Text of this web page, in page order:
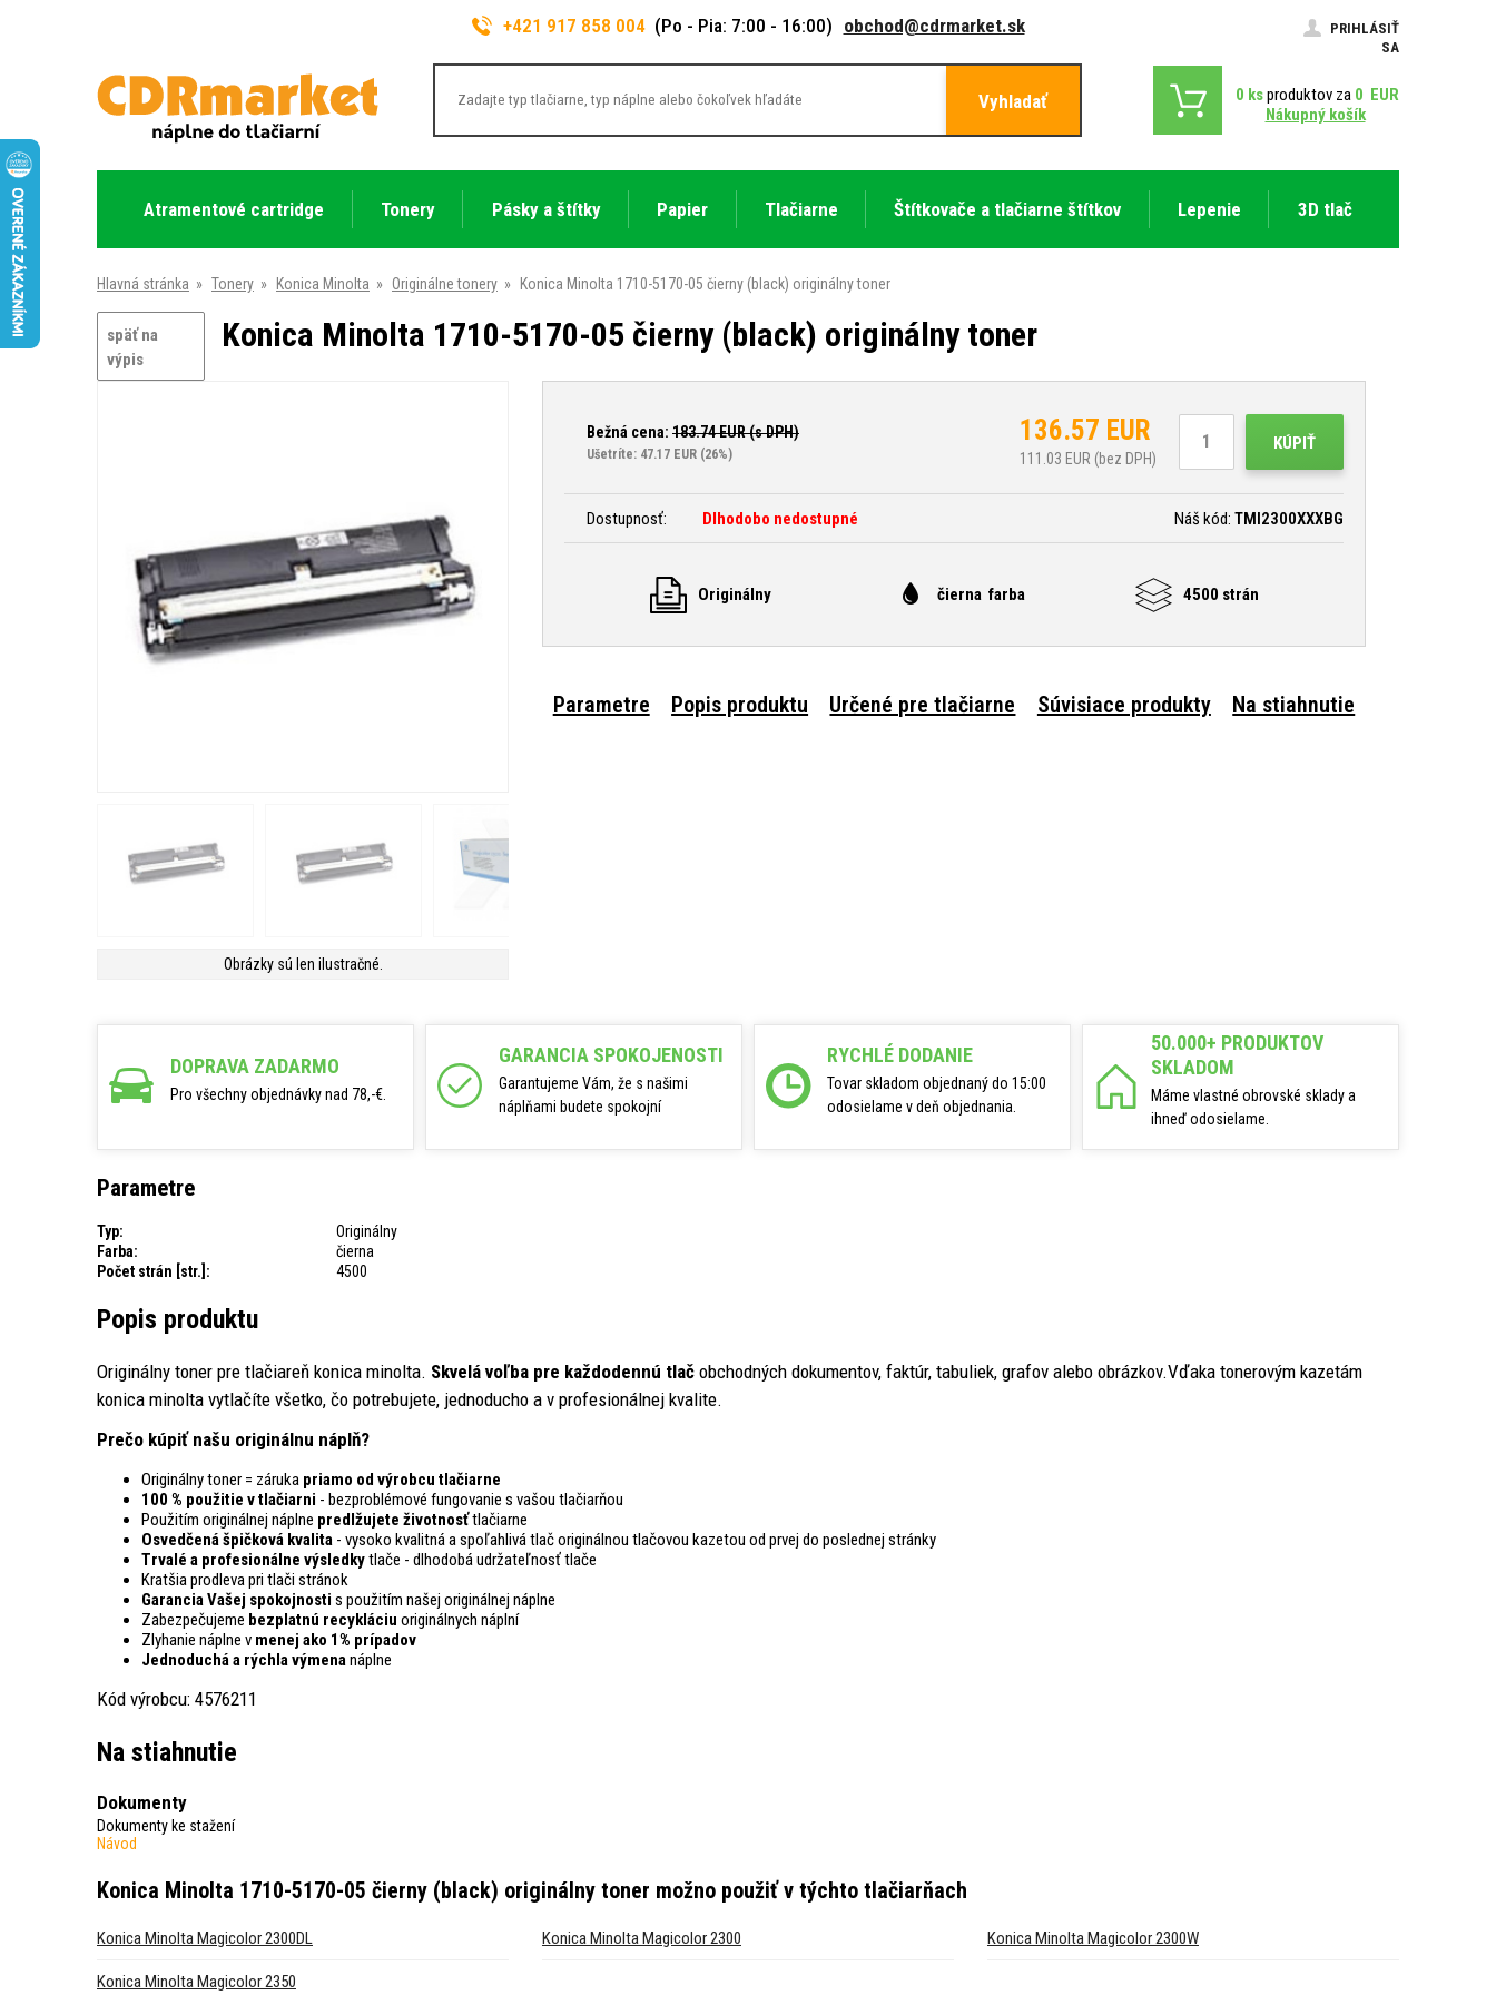
+421 917 858 004 (Po - Pia: 7:00 - 16:00) obchod@cdrmarket.sk
PRIHLÁSIŤ
SA
Vyhladať 0 ksproduktov za 0 EUR
Nákupný košík
Atramentové cartridge Tonery Pásky a štítky Papier Tlačiarne Štítkovače a tlačiarne štítkov Lepenie 3D tlač
Hlavná stránka » Tonery » Konica Minolta » Originálne tonery » Konica Minolta 1710-5170-05 čierny (black) originálny toner
späť na
výpis
Konica Minolta 1710-5170-05 čierny (black) originálny toner
Obrázky sú len ilustračné.
Bežná cena: 183.74EUR (s DPH)
Ušetríte: 47.17 EUR (26%)
136.57 EUR
111.03 EUR (bez DPH)
KÚPIŤ
Dostupnosť: Dlhodobo nedostupné Náš kód: TMI2300XXXBG
Originálny čierna farba 4500 strán
Parametre Popis produktu Určené pre tlačiarne Súvisiace produkty Na stiahnutie
DOPRAVA ZADARMO
Pro všechny objednávky nad 78,-€.
GARANCIA SPOKOJENOSTI
Garantujeme Vám, že s našimi
náplňami budete spokojní
RYCHLÉ DODANIE
Tovar skladom objednaný do 15:00
odosielame v deň objednania.
50.000+ PRODUKTOV
SKLADOM
Máme vlastné obrovské sklady a
ihneď odosielame.
Parametre
Typ:
Originálny
Farba:
čierna
Počet strán [str.]:
4500
Popis produktu
Originálny toner pre tlačiareň konica minolta. Skvelá voľba pre každodennú tlač obchodných dokumentov, faktúr, tabuliek, grafov alebo obrázkov.Vďaka tonerovým kazetám
konica minolta vytlačíte všetko, čo potrebujete, jednoducho a v profesionálnej kvalite.
Prečo kúpiť našu originálnu náplň?
Originálny toner = záruka priamo od výrobcu tlačiarne
100 % použitie v tlačiarni - bezproblémové fungovanie s vašou tlačiarňou
Použitím originálnej náplne predlžujete životnosťtlačiarne
Osvedčená špičková kvalita - vysoko kvalitná a spoľahlivá tlač originálnou tlačovou kazetou od prvej do poslednej stránky
Trvalé a profesionálne výsledkytlače - dlhodobá udržateľnosť tlače
Kratšia prodleva pri tlači stránok
Garancia Vašej spokojnosti s použitím našej originálnej náplne
Zabezpečujeme bezplatnú recykláciu originálnych náplní
Zlyhanie náplne v menej ako 1% prípadov
Jednoduchá a rýchla výmenanáplne
Kód výrobcu: 4576211
Na stiahnutie
Dokumenty
Dokumenty ke stažení
Návod
Konica Minolta 1710-5170-05 čierny (black) originálny toner možno použiť v týchto tlačiarňach
Konica Minolta Magicolor 2300DL Konica Minolta Magicolor 2300 Konica Minolta Magicolor 2300W
Konica Minolta Magicolor 2350